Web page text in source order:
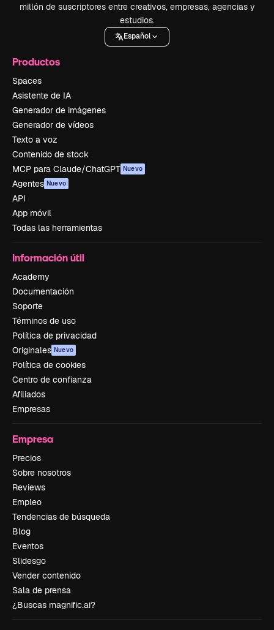
millón de suscriptores entre creativos, empresas, agencias y
estudios.
Español
Productos
Spaces
Asistente de IA
Generador de imágenes
Generador de vídeos
Texto a voz
Contenido de stock
MCP para Claude/ChatGPT Nuevo
Agentes Nuevo
API
App móvil
Todas las herramientas
Información útil
Academy
Documentación
Soporte
Términos de uso
Política de privacidad
Originales Nuevo
Política de cookies
Centro de confianza
Afiliados
Empresas
Empresa
Precios
Sobre nosotros
Reviews
Empleo
Tendencias de búsqueda
Blog
Eventos
Slidesgo
Vender contenido
Sala de prensa
¿Buscas magnific.ai?